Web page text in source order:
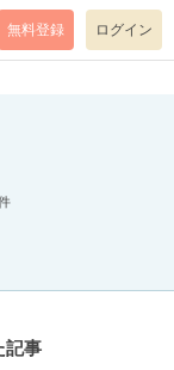
level=notice
無料登録 ログイン
記事